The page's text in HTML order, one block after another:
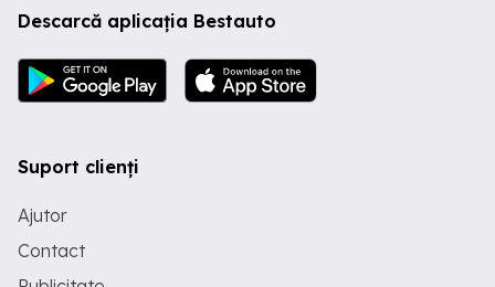
Descarcă aplicația Bestauto
Suport clienți
Ajutor
Contact